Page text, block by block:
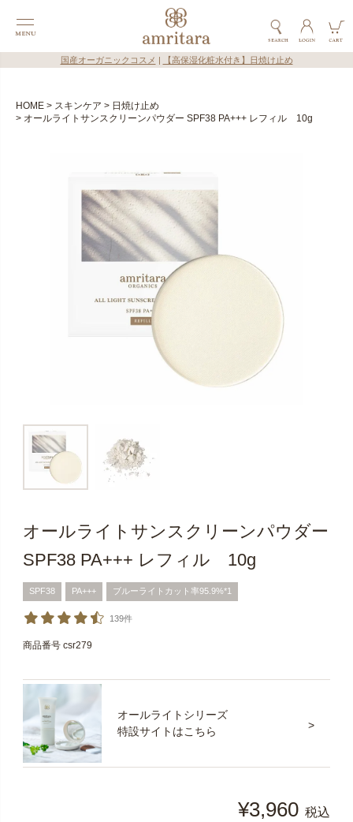
国産オーガニックコスメ 【高保湿化粧水付き】日焼け止め
HOME スキンケア
日焼け止め
オールライトサンスクリーンパウダー SPF38 PA+++ レフィル 10g
オールライトサンスクリーンパウダー
SPF38 PA+++ レフィル 10g
SPF38 PA+++ ブルーライトカット率95.9%*1
139件
商品番号 csr279
オールライトシリーズ
特設サイトはこちら
¥3,960 税込